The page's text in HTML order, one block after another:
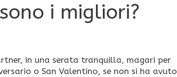
i migliori?
in una serata tranquilla, magari per
o San Valentino, se non si ha avuto